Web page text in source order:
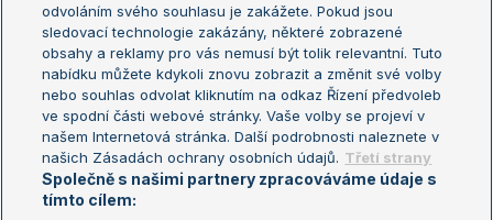
Turnaj mistrů
Turnaj mistryň
Aktualní trendy
Fotbalové přestupy
Livesport Daily
LS Prague Open
odvoláním svého souhlasu je zakážete. Pokud jsou
sledovací technologie zakázány, některé zobrazené
obsahy a reklamy pro vás nemusí být tolik relevantní. Tuto
nabídku můžete kdykoli znovu zobrazit a změnit své volby
nebo souhlas odvolat kliknutím na odkaz Řízení předvoleb
ve spodní části webové stránky. Vaše volby se projeví v
našem Internetová stránka. Další podrobnosti naleznete v
našich Zásadách ochrany osobních údajů. Třetí strany
Společně s našimi partnery zpracováváme údaje s
tímto cílem: